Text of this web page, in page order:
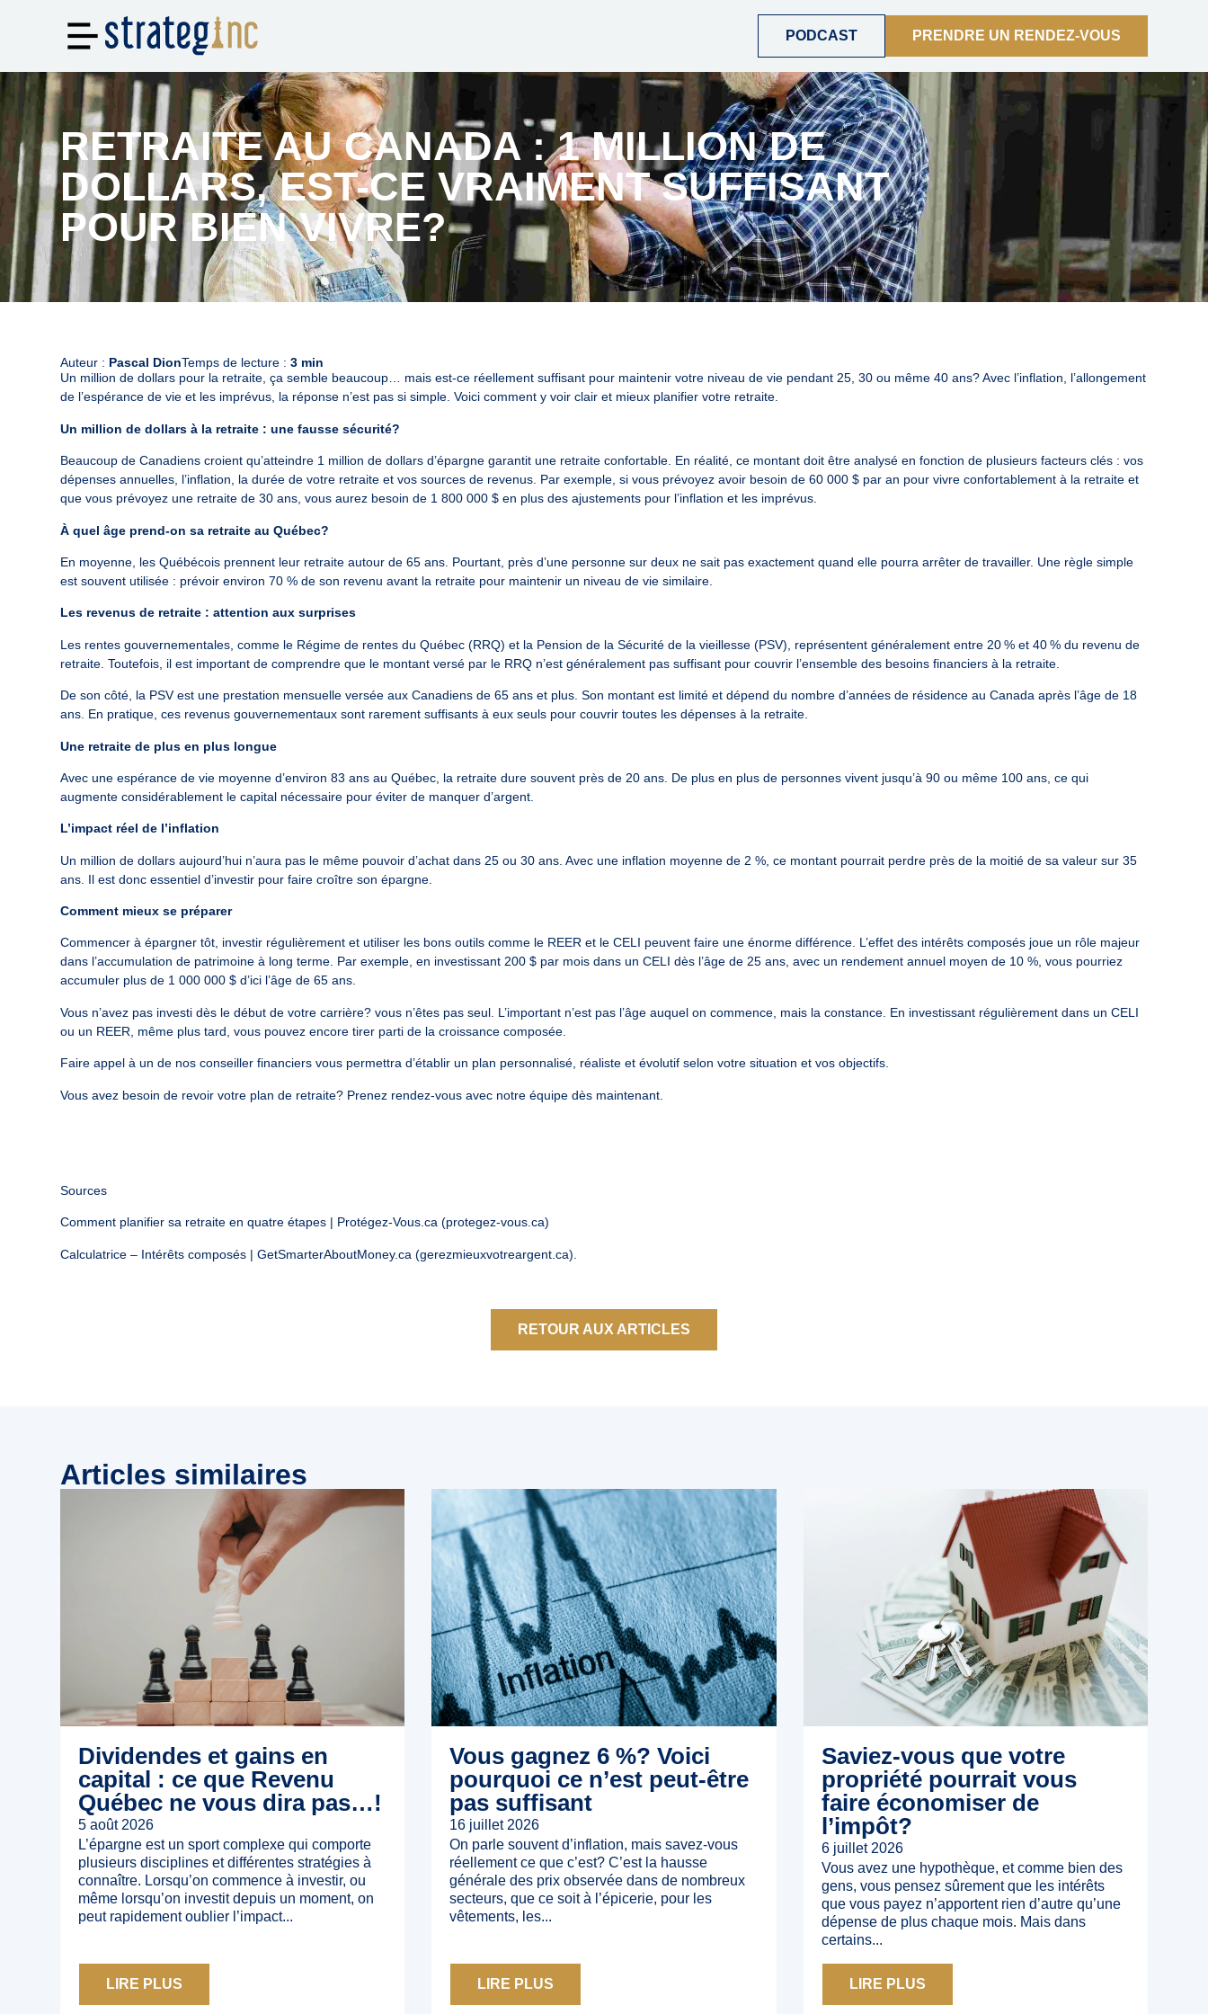
PODCAST PRENDRE UN RENDEZ-VOUS
RETRAITE AU CANADA : 1 MILLION DE
DOLLARS, EST-CE VRAIMENT SUFFISANT
POUR BIEN VIVRE?
Auteur : Pascal DionTemps de lecture :3 min
Un million de dollars pour la retraite, ça semble beaucoup… mais est-ce réellement suffisant pour maintenir votre niveau de vie pendant 25, 30 ou même 40 ans? Avec l’inflation, l’allongement
de l’espérance de vie et les imprévus, la réponse n’est pas si simple. Voici comment y voir clair et mieux planifier votre retraite.
Un million de dollars à la retraite : une fausse sécurité?
Beaucoup de Canadiens croient qu’atteindre 1 million de dollars d’épargne garantit une retraite confortable. En réalité, ce montant doit être analysé en fonction de plusieurs facteurs clés : vos
dépenses annuelles, l’inflation, la durée de votre retraite et vos sources de revenus. Par exemple, si vous prévoyez avoir besoin de 60 000 $ par an pour vivre confortablement à la retraite et
que vous prévoyez une retraite de 30 ans, vous aurez besoin de 1 800 000 $ en plus des ajustements pour l’inflation et les imprévus.
À quel âge prend-on sa retraite au Québec?
En moyenne, les Québécois prennent leur retraite autour de 65 ans. Pourtant, près d’une personne sur deux ne sait pas exactement quand elle pourra arrêter de travailler. Une règle simple
est souvent utilisée : prévoir environ 70 % de son revenu avant la retraite pour maintenir un niveau de vie similaire.
Les revenus de retraite : attention aux surprises
Les rentes gouvernementales, comme le Régime de rentes du Québec (RRQ) et la Pension de la Sécurité de la vieillesse (PSV), représentent généralement entre 20 % et 40 % du revenu de
retraite. Toutefois, il est important de comprendre que le montant versé par le RRQ n’est généralement pas suffisant pour couvrir l’ensemble des besoins financiers à la retraite.
De son côté, la PSV est une prestation mensuelle versée aux Canadiens de 65 ans et plus. Son montant est limité et dépend du nombre d’années de résidence au Canada après l’âge de 18
ans. En pratique, ces revenus gouvernementaux sont rarement suffisants à eux seuls pour couvrir toutes les dépenses à la retraite.
Une retraite de plus en plus longue
Avec une espérance de vie moyenne d’environ 83 ans au Québec, la retraite dure souvent près de 20 ans. De plus en plus de personnes vivent jusqu’à 90 ou même 100 ans, ce qui
augmente considérablement le capital nécessaire pour éviter de manquer d’argent.
L’impact réel de l’inflation
Un million de dollars aujourd’hui n’aura pas le même pouvoir d’achat dans 25 ou 30 ans. Avec une inflation moyenne de 2 %, ce montant pourrait perdre près de la moitié de sa valeur sur 35
ans. Il est donc essentiel d’investir pour faire croître son épargne.
Comment mieux se préparer
Commencer à épargner tôt, investir régulièrement et utiliser les bons outils comme le REER et le CELI peuvent faire une énorme différence. L’effet des intérêts composés joue un rôle majeur
dans l’accumulation de patrimoine à long terme. Par exemple, en investissant 200 $ par mois dans un CELI dès l’âge de 25 ans, avec un rendement annuel moyen de 10 %, vous pourriez
accumuler plus de 1 000 000 $ d’ici l’âge de 65 ans.
Vous n’avez pas investi dès le début de votre carrière? vous n’êtes pas seul. L’important n’est pas l’âge auquel on commence, mais la constance. En investissant régulièrement dans un CELI
ou un REER, même plus tard, vous pouvez encore tirer parti de la croissance composée.
Faire appel à un de nos conseiller financiers vous permettra d’établir un plan personnalisé, réaliste et évolutif selon votre situation et vos objectifs.
Vous avez besoin de revoir votre plan de retraite? Prenez rendez-vous avec notre équipe dès maintenant.
Sources
Comment planifier sa retraite en quatre étapes | Protégez-Vous.ca (protegez-vous.ca)
Calculatrice – Intérêts composés | GetSmarterAboutMoney.ca (gerezmieuxvotreargent.ca)
RETOUR AUX ARTICLES
Articles similaires
Dividendes et gains en
capital : ce que Revenu
Québec ne vous dira pas…!
5 août 2026
L’épargne est un sport complexe qui comporte
plusieurs disciplines et différentes stratégies à
connaître. Lorsqu’on commence à investir, ou
même lorsqu’on investit depuis un moment, on
peut rapidement oublier l’impact...
LIRE PLUS
Vous gagnez 6 %? Voici
pourquoi ce n’est peut‑être
pas suffisant
16 juillet 2026
On parle souvent d’inflation, mais savez-vous
réellement ce que c’est? C’est la hausse
générale des prix observée dans de nombreux
secteurs, que ce soit à l’épicerie, pour les
vêtements, les...
LIRE PLUS
Saviez-vous que votre
propriété pourrait vous
faire économiser de
l’impôt?
6 juillet 2026
Vous avez une hypothèque, et comme bien des
gens, vous pensez sûrement que les intérêts
que vous payez n’apportent rien d’autre qu’une
dépense de plus chaque mois. Mais dans
certains...
LIRE PLUS